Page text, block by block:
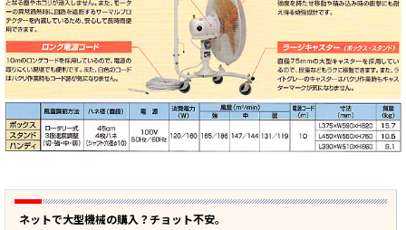
ネットで大型機械の購入？チョット不安。